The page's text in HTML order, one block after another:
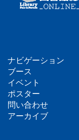
フ
ッ
タ
ナビゲーション
ブース
イベント
ポスター
問い合わせ
アーカイブ